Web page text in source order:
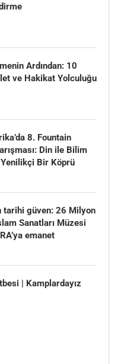
Ardından: 10
ve Hakikat Yolculuğu
8. Fountain
Din ile Bilim
Yenilikçi Bir Köprü
tarihi güven: 26 Milyon
Sanatları Müzesi
emanet
| Kamplardayız